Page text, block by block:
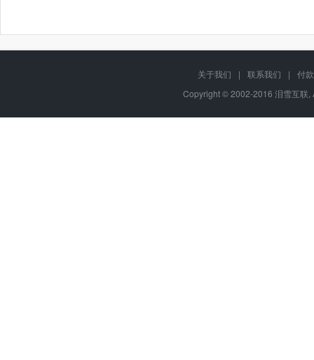
关于我们 | 联系我们 |
付
Copyright © 2002-2016 泪雪互